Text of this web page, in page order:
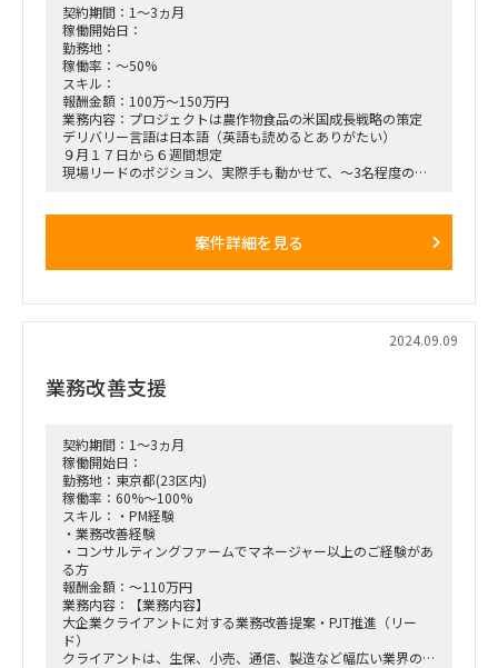
・稼働率50％以上
・大手ファームでは経験のできない先端性と裁量の自由度が魅
力です。
・在宅勤務ですが、実機や検証のための出張可能性はあり（数
か月に1回）。
・PC自前
契約期間：1～3ヵ月
稼働開始日：
勤務地：
稼働率：～50%
スキル：
報酬金額：100万～150万円
業務内容：プロジェクトは農作物食品の米国成長戦略の策定
デリバリー言語は日本語（英語も読めるとありがたい）
９月１７日から６週間想定
現場リードのポジション、実際手も動かせて、～3名程度のア
案件詳細を見る
2024.09.09
業務改善支援
契約期間：1～3ヵ月
稼働開始日：
勤務地：東京都(23区内)
稼働率：60%～100%
スキル：・PM経験
・業務改善経験
・コンサルティングファームでマネージャー以上のご経験があ
る方
報酬金額：～110万円
業務内容：【業務内容】
大企業クライアントに対する業務改善提案・PJT推進（リー
ド）
クライアントは、生保、小売、通信、製造など幅広い業界のナ